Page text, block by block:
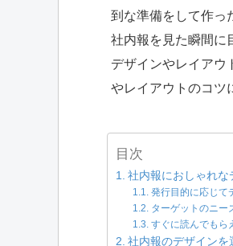
到な準備をして作っ
社内報を見た瞬間に
デザインやレイアウ
やレイアウトのコツ
目次
社内報におしゃれな
発行目的に応じて
ターゲットのニー
すぐに読んでもら
社内報のデザインを